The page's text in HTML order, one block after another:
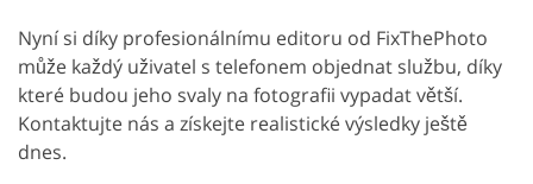
Nyní si díky profesionálnímu editoru od FixThePhoto
může každý uživatel s telefonem objednat službu, díky
které budou jeho svaly na fotografii vypadat větší.
Kontaktujte nás a získejte realistické výsledky ještě
dnes.